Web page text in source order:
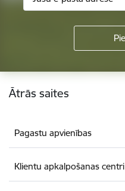
Kājene
Ātrās saites
Pagastu apvienības
Klientu apkalpošanas centri